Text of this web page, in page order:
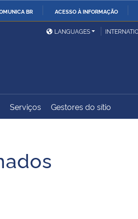
BR ACESSO À INFORMAÇÃO
Ministério das Relações
Exteriores
Controladoria-Geral da
Banco Central do Brasil
LANGUAGES
Serviços Gestores do sítio